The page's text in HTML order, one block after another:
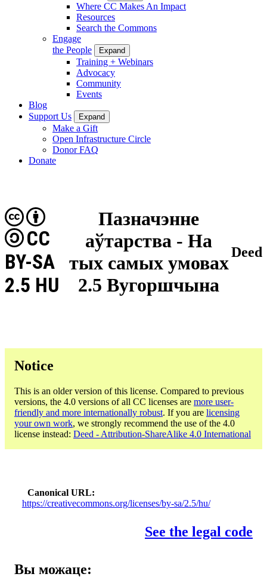
Where CC Makes An Impact
Resources
Search the Commons
Engage
the People
Expand
Training + Webinars
Advocacy
Community
Events
Blog
Support Us
Expand
Make a Gift
Open Infrastructure Circle
Donor FAQ
Donate
Пазначэнне
аўтарства - На
тых самых умовах
2.5 Вугоршчына
CC
BY-SA
2.5 HU
Deed
Notice
This is an older version of this license. Compared to previous
versions, the 4.0 versions of all CC licenses are more user-
friendly and more internationally robust. If you are licensing
your own work, we strongly recommend the use of the 4.0
license instead: Deed - Attribution-ShareAlike 4.0 International
Canonical URL
https://creativecommons.org/licenses/by-sa/2.5/hu/
See the legal code
Вы можаце: